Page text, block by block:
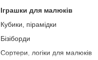
Іграшки для малюків
Кубики, пірамідки
Бізіборди
Сортери, логіки для малюків